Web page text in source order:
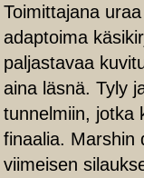
Toimittajana
adaptoima
paljastavaa
aina läsnä. Tyly
tunnelmiin, jotka
finaalia. Marshin
viimeisen